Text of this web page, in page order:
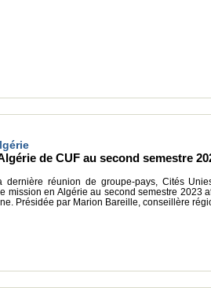
de CUF au second semestre
dernière réunion de groupe-pays, Cités
mission en Algérie au second semestre 2023
Présidée par Marion Bareille, conseillère